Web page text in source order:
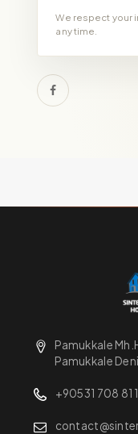
We respect your
any time.
Pamukkale
Pamukkale
+90531 708 81